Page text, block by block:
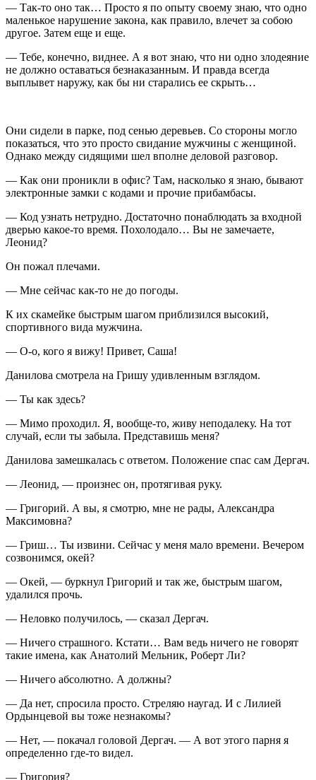
— Так-то оно так… Просто я по опыту своему знаю, что одно
маленькое нарушение закона, как правило, влечет за собою
другое. Затем еще и еще.
— Тебе, конечно, виднее. А я вот знаю, что ни одно злодеяние
не должно оставаться безнаказанным. И правда всегда
выплывет наружу, как бы ни старались ее скрыть…
Они сидели в парке, под сенью деревьев. Со стороны могло
показаться, что это просто свидание мужчины с женщиной.
Однако между сидящими шел вполне деловой разговор.
— Как они проникли в офис? Там, насколько я знаю, бывают
электронные замки с кодами и прочие прибамбасы.
— Код узнать нетрудно. Достаточно понаблюдать за входной
дверью какое-то время. Похолодало… Вы не замечаете,
Леонид?
Он пожал плечами.
— Мне сейчас как-то не до погоды.
К их скамейке быстрым шагом приблизился высокий,
спортивного вида мужчина.
— О-о, кого я вижу! Привет, Саша!
Данилова смотрела на Гришу удивленным взглядом.
— Ты как здесь?
— Мимо проходил. Я, вообще-то, живу неподалеку. На тот
случай, если ты забыла. Представишь меня?
Данилова замешкалась с ответом. Положение спас сам Дергач.
— Леонид, — произнес он, протягивая руку.
— Григорий. А вы, я смотрю, мне не рады, Александра
Максимовна?
— Гриш… Ты извини. Сейчас у меня мало времени. Вечером
созвонимся, окей?
— Окей, — буркнул Григорий и так же, быстрым шагом,
удалился прочь.
— Неловко получилось, — сказал Дергач.
— Ничего страшного. Кстати… Вам ведь ничего не говорят
такие имена, как Анатолий Мельник, Роберт Ли?
— Ничего абсолютно. А должны?
— Да нет, спросила просто. Стреляю наугад. И с Лилией
Ордынцевой вы тоже незнакомы?
— Нет, — покачал головой Дергач. — А вот этого парня я
определенно где-то видел.
— Григория?